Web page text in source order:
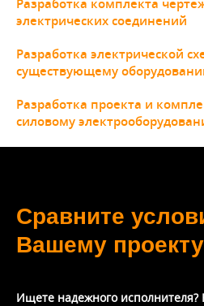
Разработка комплекта
электрических соединений
Разработка электрической
существующему
Разработка проекта и
силовому
Сравните
Вашему проекту
Ищете надежного исполнителя?